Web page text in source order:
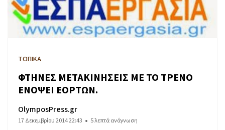
ΤΟΠΙΚΑ
ΦΤΗΝΕΣ ΜΕΤΑΚΙΝΗΣΕΙΣ ΜΕ ΤΟ ΤΡΕΝΟ
ΕΝΟΨΕΙ ΕΟΡΤΩΝ.
OlymposPress.gr
17 Δεκεμβρίου 2014 22:43 5 λεπτά ανάγνωση